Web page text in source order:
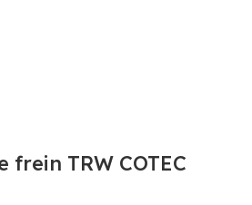
frein TRW COTEC